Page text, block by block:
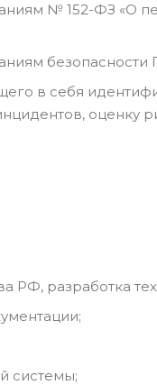
№ 152-ФЗ «О
безопасности
в себя
оценку
РФ, разработка
системы;